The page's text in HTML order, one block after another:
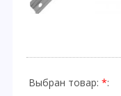
Выбран товар: *: